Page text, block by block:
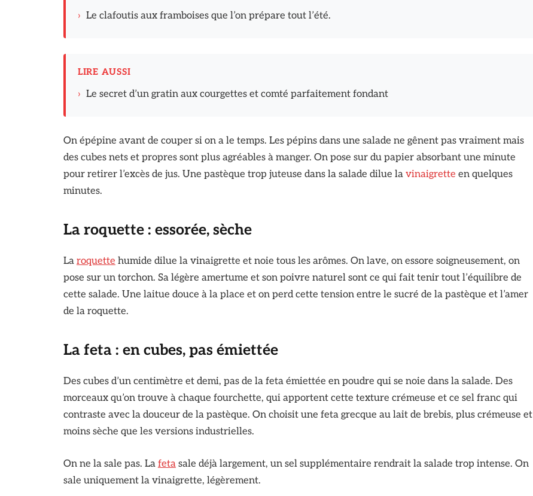
› Le clafoutis aux framboises que l’on prépare tout l’été.
LIRE AUSSI
› Le secret d’un gratin aux courgettes et comté parfaitement fondant
On épépine avant de couper si on a le temps. Les pépins dans une salade ne gênent pas vraiment mais
des cubes nets et propres sont plus agréables à manger. On pose sur du papier absorbant une minute
pour retirer l’excès de jus. Une pastèque trop juteuse dans la salade dilue la vinaigrette en quelques
minutes.
La roquette : essorée, sèche
La roquette humide dilue la vinaigrette et noie tous les arômes. On lave, on essore soigneusement, on
pose sur un torchon. Sa légère amertume et son poivre naturel sont ce qui fait tenir tout l’équilibre de
cette salade. Une laitue douce à la place et on perd cette tension entre le sucré de la pastèque et l’amer
de la roquette.
La feta : en cubes, pas émiettée
Des cubes d’un centimètre et demi, pas de la feta émiettée en poudre qui se noie dans la salade. Des
morceaux qu’on trouve à chaque fourchette, qui apportent cette texture crémeuse et ce sel franc qui
contraste avec la douceur de la pastèque. On choisit une feta grecque au lait de brebis, plus crémeuse et
moins sèche que les versions industrielles.
On ne la sale pas. La fetasale déjà largement, un sel supplémentaire rendrait la salade trop intense. On
sale uniquement la vinaigrette, légèrement.